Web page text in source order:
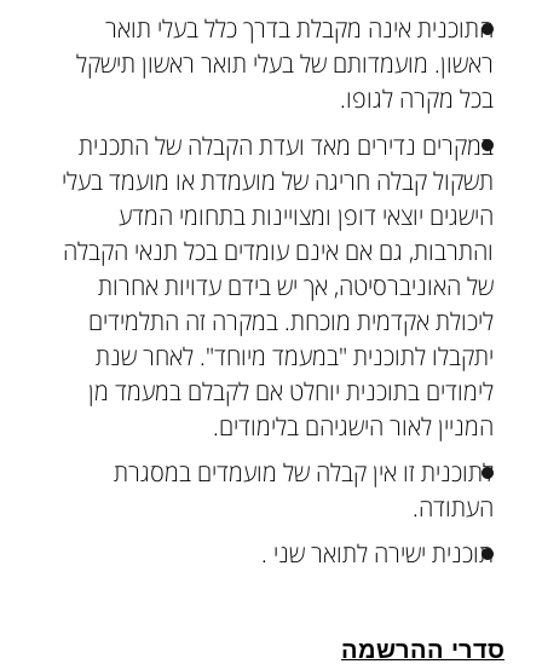
התוכנית אינה מקבלת בדרך כלל בעלי תואר
ראשון. מועמדותם של בעלי תואר ראשון תישקל
בכל מקרה לגופו.
במקרים נדירים מאד ועדת הקבלה של התכנית
תשקול קבלה חריגה של מועמדת או מועמד בעלי
הישגים יוצאי דופן ומצויינות בתחומי המדע
והתרבות, גם אם אינם עומדים בכל תנאי הקבלה
של האוניברסיטה, אך יש בידם עדויות אחרות
ליכולת אקדמית מוכחת. במקרה זה התלמידים
יתקבלו לתוכנית "במעמד מיוחד". לאחר שנת
לימודים בתוכנית יוחלט אם לקבלם במעמד מן
המניין לאור הישגיהם בלימודים.
לתוכנית זו אין קבלה של מועמדים במסגרת
העתודה.
תוכנית ישירה לתואר שני .
סדרי ההרשמה